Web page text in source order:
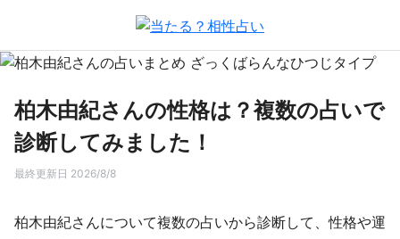
柏木由紀さんの性格は？複数の占いで
診断してみました！
最終更新日 2026/8/8
柏木由紀さんについて複数の占いから診断して、性格や運